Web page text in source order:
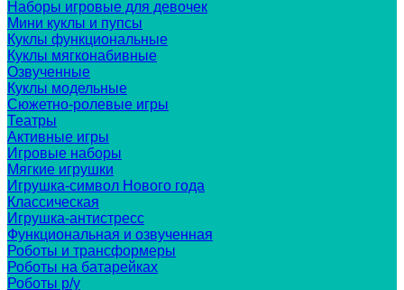
Наборы игровые для девочек
Мини куклы и пупсы
Куклы функциональные
Куклы мягконабивные
Озвученные
Куклы модельные
Сюжетно-ролевые игры
Театры
Активные игры
Игровые наборы
Мягкие игрушки
Игрушка-символ Нового года
Классическая
Игрушка-антистресс
Функциональная и озвученная
Роботы и трансформеры
Роботы на батарейках
Роботы р/у